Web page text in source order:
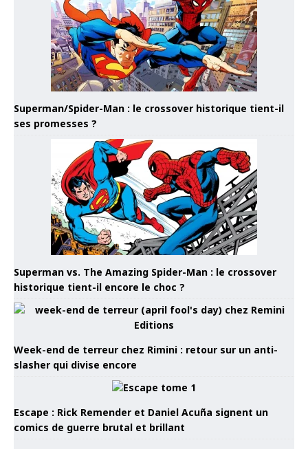
Superman/Spider-Man : le crossover historique tient-il
ses promesses ?
Superman vs. The Amazing Spider-Man : le crossover
historique tient-il encore le choc ?
Week-end de terreur chez Rimini : retour sur un anti-
slasher qui divise encore
Escape : Rick Remender et Daniel Acuña signent un
comics de guerre brutal et brillant